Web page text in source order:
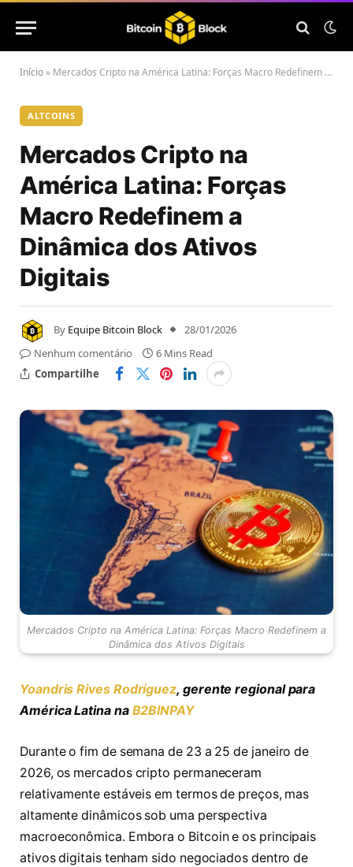
Início » Mercados Cripto na América Latina: Forças Macro Redefinem a Dinâmica dos Ativos Digitais
ALTCOINS
Mercados Cripto na
América Latina: Forças
Macro Redefinem a
Dinâmica dos Ativos
Digitais
By Equipe Bitcoin Block
28/01/2026
Nenhum comentário
6 Mins Read
Compartilhe
Mercados Cripto na América Latina: Forças Macro Redefinem a
Dinâmica dos Ativos Digitais
Yoandris Rives Rodríguez, gerente regional para
América Latina na B2BINPAY
Durante o fim de semana de 23 a 25 de janeiro de
2026, os mercados cripto permaneceram
relativamente estáveis em termos de preços, mas
altamente dinâmicos sob uma perspectiva
macroeconômica. Embora o Bitcoin e os principais
ativos digitais tenham sido negociados dentro de